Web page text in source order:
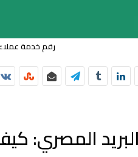
رقم خدمة
المصري: